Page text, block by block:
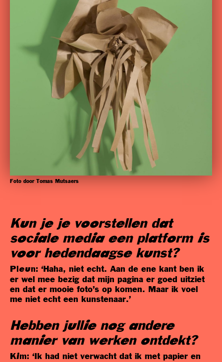
Foto door Tomas Mutsaers
Kun je je voorstellen dat
sociale media een platform is
voor hedendaagse kunst?
Pleun: ‘Haha, niet echt. Aan de ene kant ben ik
er wel mee bezig dat mijn pagina er goed uitziet
en dat er mooie foto’s op komen. Maar ik voel
me niet echt een kunstenaar.’
Hebben jullie nog andere
manier van werken ontdekt?
Kim: ‘Ik had niet verwacht dat ik met papier en